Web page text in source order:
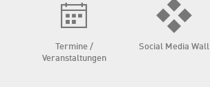
Termine /
Veranstaltungen
Social Media Wall